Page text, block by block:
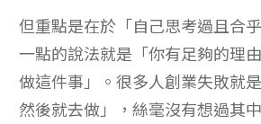
但重點是在於「自己思考過且合
一點的說法就是「你有足夠的理
做這件事」。很多人創業失敗就
然後就去做」，絲毫沒有想過其